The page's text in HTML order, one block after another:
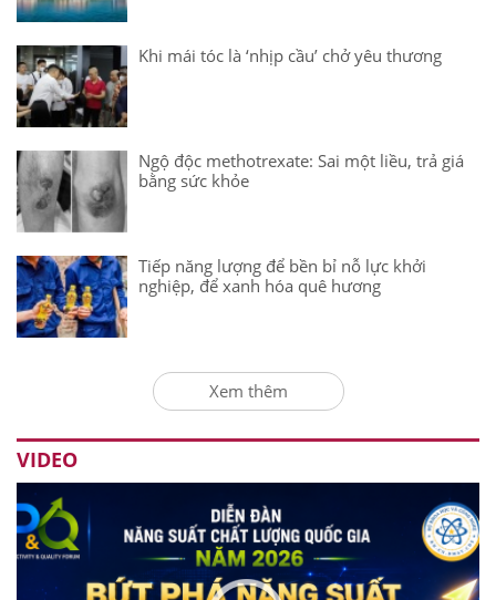
Khi mái tóc là ‘nhịp cầu’ chở yêu thương
Ngộ độc methotrexate: Sai một liều, trả giá
bằng sức khỏe
Tiếp năng lượng để bền bỉ nỗ lực khởi
nghiệp, để xanh hóa quê hương
Xem thêm
VIDEO